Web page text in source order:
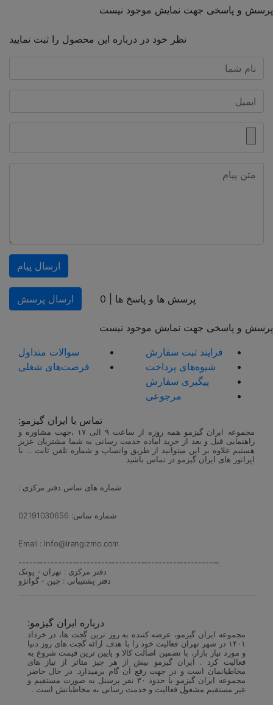
پرسش و پاسخی جهت نمایش موجود نیست
نظر خود در درباره این محصول را ثبت نمایید
ارسال پیام
پرسش ها و پاسخ ها | 0 ارسال پرسش
پرسش و پاسخی جهت نمایش موجود نیست
فرایند ثبت سفارش
شیوه‌های پرداخت
پیگیری سفارش
مرجوعی
سوالات متداول
فرصت‌های شغلی
تماس با ایران گیزمو:
مجموعه ایران گیزمو همه روزه از ساعت ۹ الی ۱۷ ،جهت مشاوره و
راهنمایی قبل و بعد از خرید آماده خدمت رسانی به شما مشتریان عزیز
هستیم علاوه بر این میتوانید از طریق واتساپ و شماره تلفن ثابت ... با
اپراتور های ایران گیزمو در تماس باشید .
شماره های تماس دفتر مرکزی :
شماره تماس: 02191030656
Email : Info@Irangizmo.com
--------------------------------------------------------
دفتر مرکزی : تهران - پونک
دفتر پشتیبانی : چین - گوانژو
درباره ایران گیزمو:
مجموعه ایران گیزمو، عرضه کننده به روز ترین گجت ها، در خرداد
۱۴۰۱ در شهر تهران فعالیت خود را با هدف ارائه گجت های روز دنیا
و مورد نیاز بازار، با تضمین اصالت کالا و پایین ترین قیمت شروع به
فعالیت کرد . ایران گیزمو بیش از هر چیز متاثر از نیاز های
مخاطبانمان است و در جهت رفع آن گام برمیدارد. در حال حاضر
مجموعه ایران گیزمو با حدود ۳۰ نفر پرسنل به صورت مستقیم و
غیر مستقیم مشغول فعالیت و خدمت رسانی به مخاطبانش است .